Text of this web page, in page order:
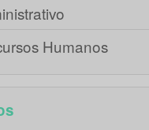
Humanos